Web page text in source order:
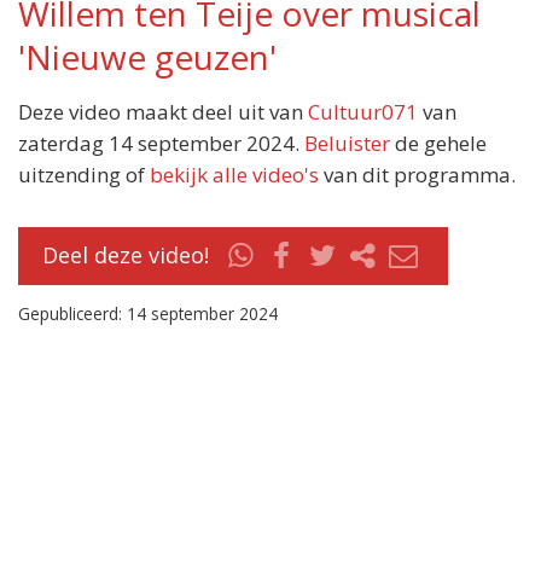
Willem ten Teije over musical
'Nieuwe geuzen'
Deze video maakt deel uit van Cultuur071 van
zaterdag 14 september 2024. Beluisterde gehele
uitzending of bekijk alle video's van dit programma.
Deel deze video!
Gepubliceerd: 14 september 2024